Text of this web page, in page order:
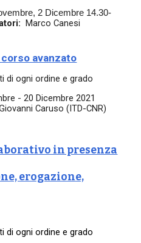
2 Dicembre 14.30-
Marco Canesi
avanzato
di ogni ordine e grado
- 20 Dicembre 2021
Caruso (ITD-CNR)
in presenza
erogazione,
di ogni ordine e grado